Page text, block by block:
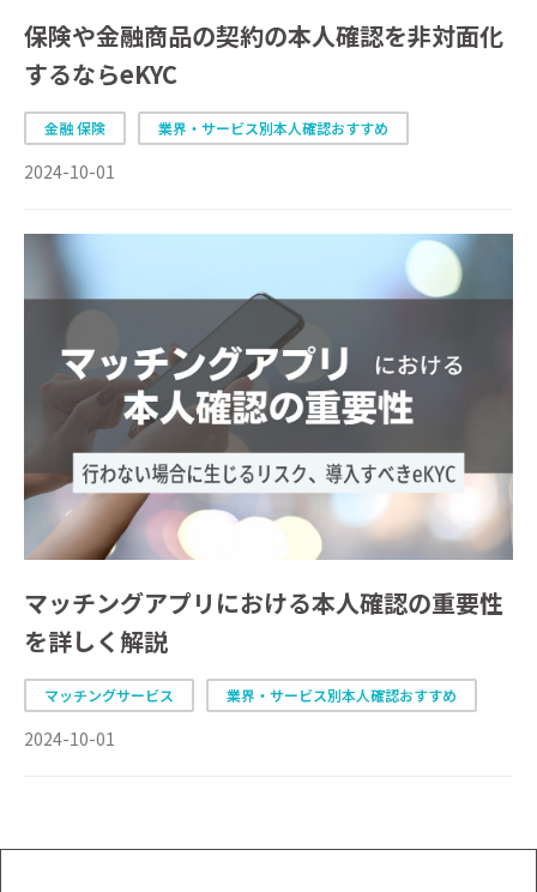
保険や金融商品の契約の本人確認を非対面化
するならeKYC
金融 保険 業界・サービス別本人確認おすすめ
2024-10-01
マッチングアプリにおける本人確認の重要性
を詳しく解説
マッチングサービス 業界・サービス別本人確認おすすめ
2024-10-01